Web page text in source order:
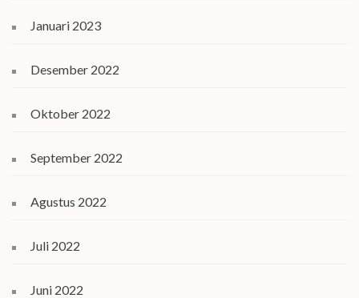
Januari 2023
Desember 2022
Oktober 2022
September 2022
Agustus 2022
Juli 2022
Juni 2022